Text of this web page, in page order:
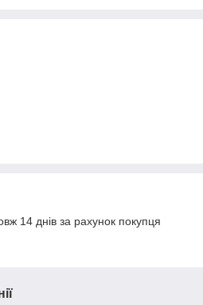
14 днів за рахунок покупця